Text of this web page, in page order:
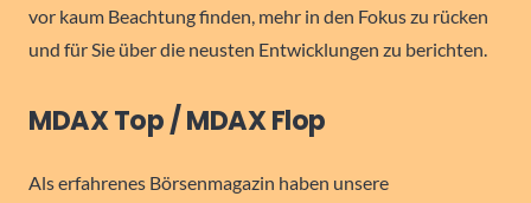
vor kaum Beachtung finden, mehr in den Fokus zu rücken
und für Sie über die neusten Entwicklungen zu berichten.
MDAX Top / MDAX Flop
Als erfahrenes Börsenmagazin haben unsere